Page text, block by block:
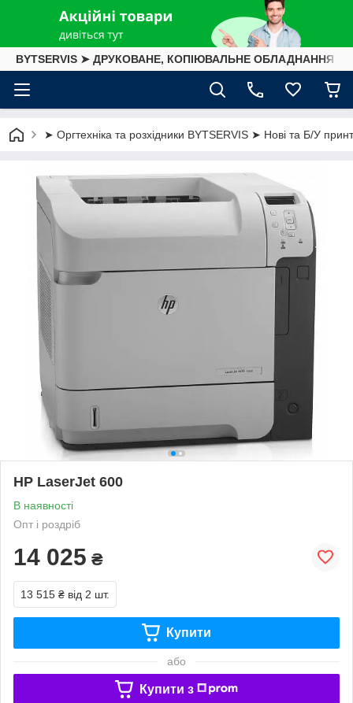
BYTSERVIS ➤ ДРУКОВАНЕ, КОПІЮВАЛЬНЕ ОБЛАДНАННЯ
➤ Оргтехніка та розхідники BYTSERVIS ➤ Нові та Б/У
HP LaserJet 600
В наявності
Опт і роздріб
14 025 ₴
13 515 ₴ від 2 шт.
Купити
або
Купити з